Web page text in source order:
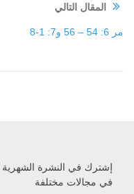
المقال التالي
مر 6: 54 – 56 و7: 1-8
إشترك في النشرة
في مجالات مختلفة